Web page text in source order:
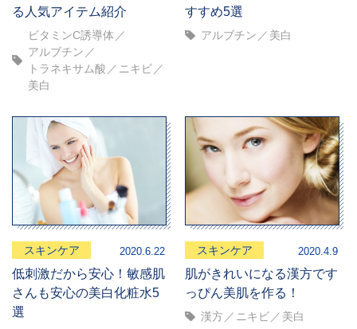
る人気アイテム紹介
ビタミンC誘導体
アルブチン
トラネキサム酸
ニキビ
美白
すすめ5選
アルブチン 美白
スキンケア 2020.6.22
低刺激だから安心！敏感肌
さんも安心の美白化粧水5
選
スキンケア 2020.4.9
肌がきれいになる漢方です
っぴん美肌を作る！
漢方 ニキビ 美白